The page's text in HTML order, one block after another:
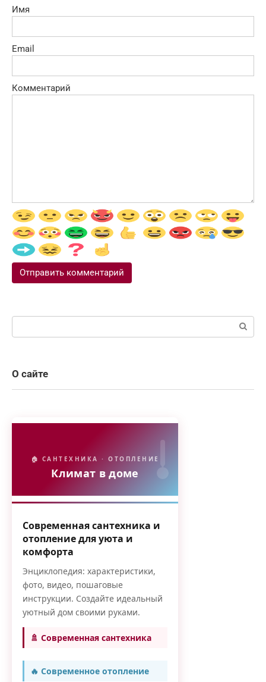
Имя
Email
Комментарий
Поиск:
О сайте
🏠 САНТЕХНИКА · ОТОПЛЕНИЕ
Климат в доме
Современная сантехника и
отопление для уюта и
комфорта
Энциклопедия: характеристики,
фото, видео, пошаговые
инструкции. Создайте идеальный
уютный дом своими руками.
🚿 Современная сантехника
🔥 Современное отопление